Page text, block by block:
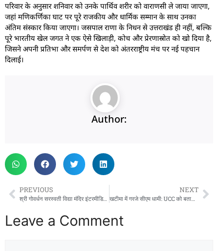
परिवार के अनुसार शनिवार को उनके पार्थिव शरीर को वाराणसी ले जाया जाएगा,
जहां मणिकर्णिका घाट पर पूरे राजकीय और धार्मिक सम्मान के साथ उनका
अंतिम संस्कार किया जाएगा। जसपाल राणा के निधन से उत्तराखंड ही नहीं, बल्कि
पूरे भारतीय खेल जगत ने एक ऐसे खिलाड़ी, कोच और प्रेरणास्रोत को खो दिया है,
जिसने अपनी प्रतिभा और समर्पण से देश को अंतरराष्ट्रीय मंच पर नई पहचान
दिलाई।
Author:
PREVIOUS
श्री गोवर्धन सरस्वती विद्या मंदिर इंटरमीडिएट कॉलेज में आयोजित ग्रीष्मकालीन संस्कृत संभाषण शिविर का हुआ भव्य समापन।
NEXT
खटीमा में गरजे सीएम धामी: UCC को बताया मां गंगा की धारा, सीमांत क्षेत्रों के विकास का किया बड़ा ऐलान
Leave a Comment